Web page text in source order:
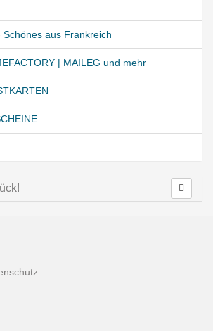
Schönes aus Frankreich
| MAILEG und mehr